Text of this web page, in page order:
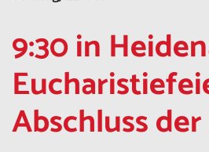
9:30 in
Abschluss